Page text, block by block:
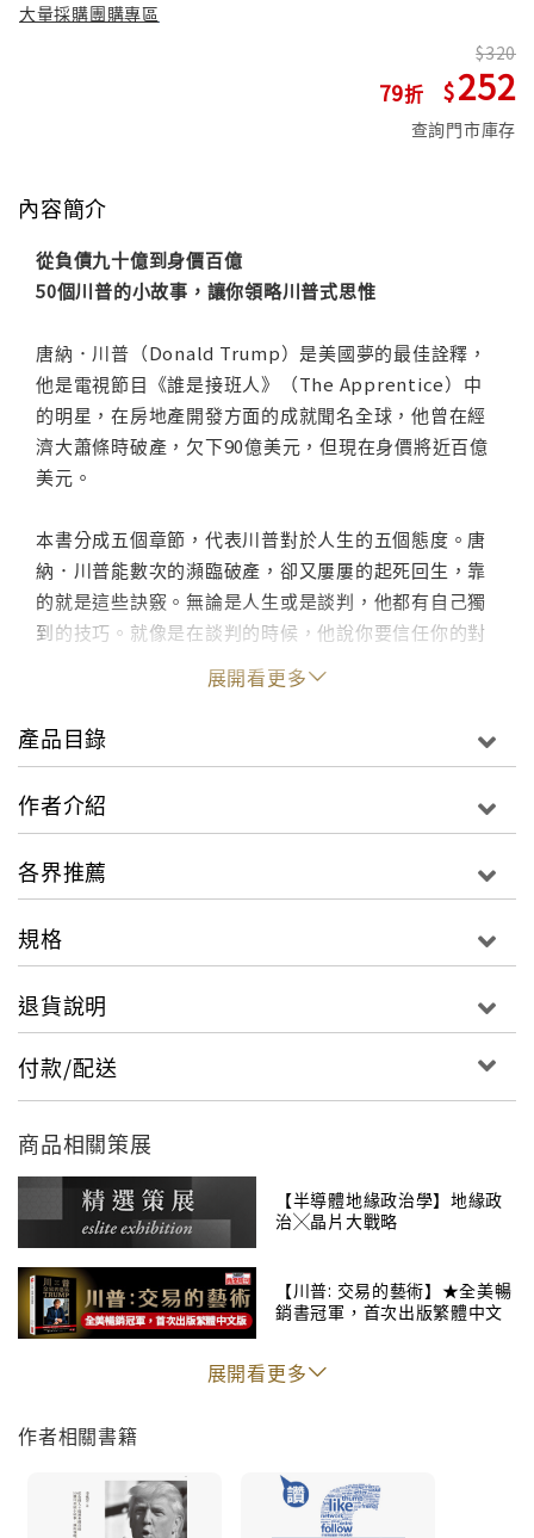
大量採購團購專區
79
320
252
查詢門市庫存
內容簡介
從負債九十億到身價百億
50個川普的小故事，讓你領略川普式思惟
唐納．川普（Donald Trump）是美國夢的最佳詮釋，
他是電視節目《誰是接班人》（The Apprentice）中
的明星，在房地產開發方面的成就聞名全球，他曾在經
濟大蕭條時破產，欠下90億美元，但現在身價將近百億
美元。
本書分成五個章節，代表川普對於人生的五個態度。唐
納．川普能數次的瀕臨破產，卻又屢屢的起死回生，靠
的就是這些訣竅。無論是人生或是談判，他都有自己獨
到的技巧。就像是在談判的時候，他說你要信任你的對
手，創造和諧的關係，而不是去攻擊他。但是在信任對
手的同時，你要把他的話都當成是假的，再慢慢求證哪
句話是真的。
能夠縱衡商場數十載的人果然有他獨特的看法。
和他的格言，去了解他。
展開看更多
產品目錄
作者介紹
各界推薦
規格
退貨說明
付款/配送
商品相關策展
【半導體地緣政治學】地緣政
治╳晶片大戰略
【川普: 交易的藝術】★全美暢
銷書冠軍，首次出版繁體中文
展開看更多
作者相關書籍